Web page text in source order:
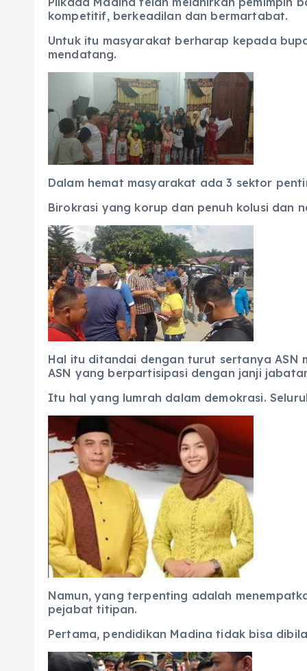
kompetitif, berkeadilan dan bermartabat.
Untuk itu masyarakat berharap kepada
mendatang.
Dalam hemat masyarakat ada 3 sektor
Birokrasi yang korup dan penuh kolusi dan
Hal itu ditandai dengan turut sertanya ASN
ASN yang berpartisipasi dengan janji
Itu hal yang lumrah dalam demokrasi.
Namun, yang terpenting adalah
pejabat titipan.
Pertama, pendidikan Madina tidak bisa